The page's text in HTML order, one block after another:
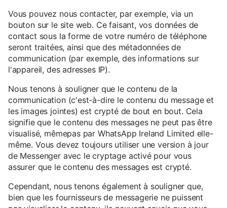
Vous pouvez nous contacter, par exemple, via un
bouton sur le site web. Ce faisant, vos données de
contact sous la forme de votre numéro de téléphone
seront traitées, ainsi que des métadonnées de
communication (par exemple, des informations sur
l'appareil, des adresses IP).
Nous tenons à souligner que le contenu de la
communication (c'est-à-dire le contenu du message et
les images jointes) est crypté de bout en bout. Cela
signifie que le contenu des messages ne peut pas être
visualisé, mêmepas par WhatsApp Ireland Limited elle-
même. Vous devez toujours utiliser une version à jour
de Messenger avec le cryptage activé pour vous
assurer que le contenu des messages est crypté.
Cependant, nous tenons également à souligner que,
bien que les fournisseurs de messagerie ne puissent